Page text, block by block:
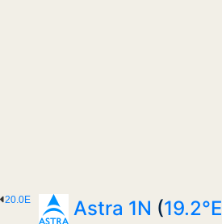
20.0E Astra 1N (19.2°E